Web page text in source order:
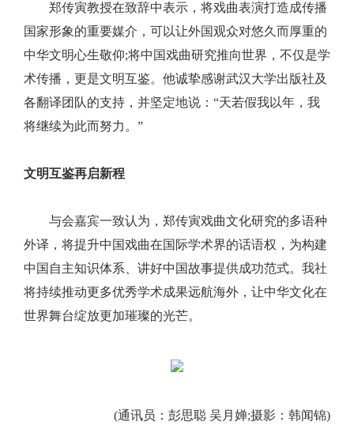
郑传寅教授在致辞中表示，将戏曲表演打造成传播
国家形象的重要媒介，可以让外国观众对悠久而厚重的
中华文明心生敬仰;将中国戏曲研究推向世界，不仅是学
术传播，更是文明互鉴。他诚挚感谢武汉大学出版社及
各翻译团队的支持，并坚定地说：“天若假我以年，我
将继续为此而努力。”
文明互鉴再启新程
与会嘉宾一致认为，郑传寅戏曲文化研究的多语种
外译，将提升中国戏曲在国际学术界的话语权，为构建
中国自主知识体系、讲好中国故事提供成功范式。我社
将持续推动更多优秀学术成果远航海外，让中华文化在
世界舞台绽放更加璀璨的光芒。
(通讯员：彭思聪 吴月婵;摄影：韩闻锦)